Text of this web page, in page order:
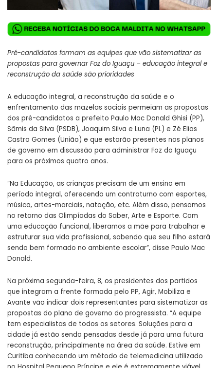
Pré-candidatos formam as equipes que vão sistematizar as
propostas para governar Foz do Iguaçu – educação integral e
reconstrução da saúde são prioridades
A educação integral, a reconstrução da saúde e o
enfrentamento das mazelas sociais permeiam as propostas
dos pré-candidatos a prefeito Paulo Mac Donald Ghisi (PP),
Sâmis da Silva (PSDB), Joaquim Silva e Luna (PL) e Zé Elias
Castro Gomes (União) e que estarão presentes nos planos
de governo em discussão para administrar Foz do Iguaçu
para os próximos quatro anos.
“Na Educação, as crianças precisam de um ensino em
período integral, oferecendo um contraturno com esportes,
música, artes-marciais, natação, etc. Além disso, pensamos
no retorno das Olimpíadas do Saber, Arte e Esporte. Com
uma educação funcional, liberamos a mãe para trabalhar e
estruturar sua vida profissional, sabendo que seu filho estará
sendo bem formado no ambiente escolar”, disse Paulo Mac
Donald.
Na próxima segunda-feira, 8, os presidentes dos partidos
que integram a frente formada pelo PP, Agir, Mobiliza e
Avante vão indicar dois representantes para sistematizar as
propostas do plano de governo do progressista. “A equipe
tem especialistas de todos os setores. Soluções para a
cidade já estão sendo pensadas desde já para uma futura
reconstrução, principalmente na área da saúde. Estive em
Curitiba conhecendo um método de telemedicina utilizado